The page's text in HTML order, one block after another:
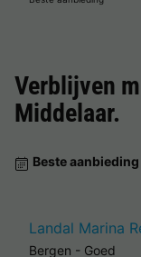
Verblijven
Middelaar.
Beste aanbieding
Landal Marina
Bergen - Goed